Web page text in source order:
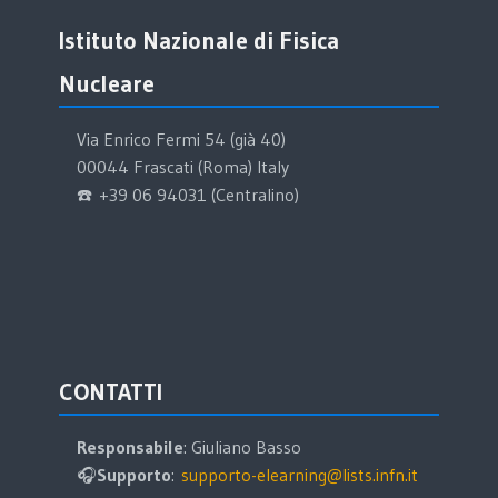
Istituto Nazionale di Fisica
Nucleare
Via Enrico Fermi 54 (già 40)
00044 Frascati (Roma) Italy
☎️ +39 06 94031 (Centralino)
CONTATTI
Responsabile: Giuliano Basso
🎧Supporto: supporto-elearning@lists.infn.it